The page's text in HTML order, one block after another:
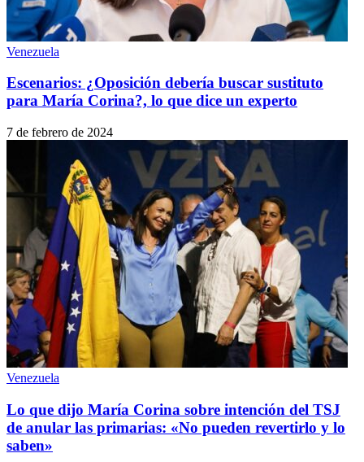
Venezuela
Escenarios: ¿Oposición debería buscar sustituto
para María Corina?, lo que dice un experto
7 de febrero de 2024
Venezuela
Lo que dijo María Corina sobre intención del TSJ
de anular las primarias: «No pueden revertirlo y lo
saben»